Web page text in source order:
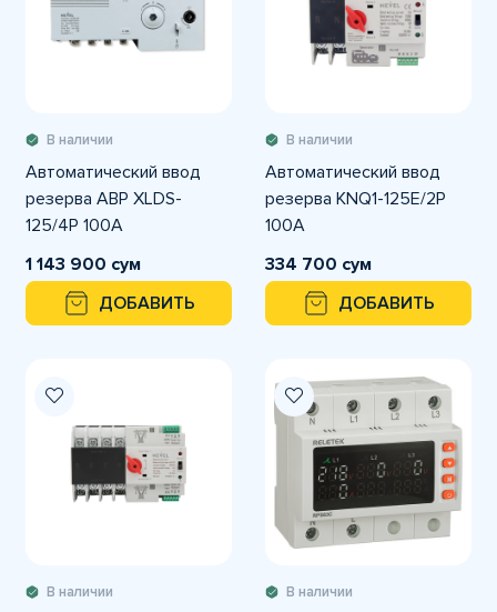
В наличии
Автоматический ввод
резерва АВР XLDS-
125/4P 100A
1 143 900 сум
ДОБАВИТЬ
В наличии
Автоматический ввод
резерва KNQ1-125E/2P
100А
334 700 сум
ДОБАВИТЬ
В наличии В наличии